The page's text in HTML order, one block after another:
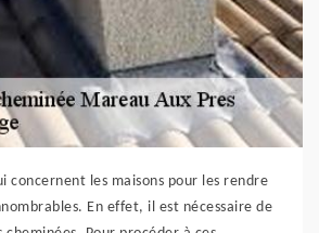
concernent les maisons pour les rendre
En effet, il est nécessaire de